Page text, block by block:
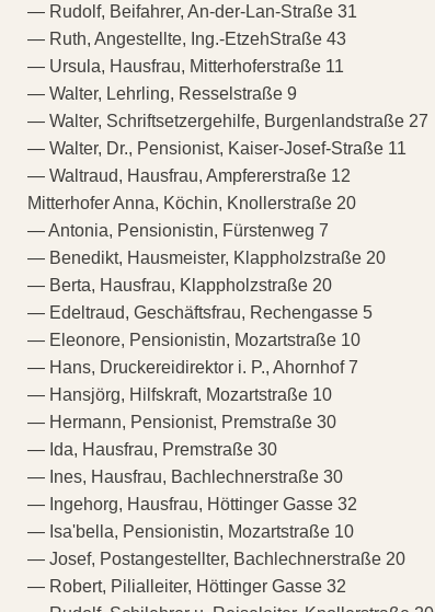
— Rudolf, Beifahrer, An-der-Lan-Straße 31
— Ruth, Angestellte, Ing.-EtzehStraße 43
— Ursula, Hausfrau, Mitterhoferstraße 11
— Walter, Lehrling, Resselstraße 9
— Walter, Schriftsetzergehilfe, Burgenlandstraße 27
— Walter, Dr., Pensionist, Kaiser-Josef-Straße 11
— Waltraud, Hausfrau, Ampfererstraße 12
Mitterhofer Anna, Köchin, Knollerstraße 20
— Antonia, Pensionistin, Fürstenweg 7
— Benedikt, Hausmeister, Klappholzstraße 20
— Berta, Hausfrau, Klappholzstraße 20
— Edeltraud, Geschäftsfrau, Rechengasse 5
— Eleonore, Pensionistin, Mozartstraße 10
— Hans, Druckereidirektor i. P., Ahornhof 7
— Hansjörg, Hilfskraft, Mozartstraße 10
— Hermann, Pensionist, Premstraße 30
— Ida, Hausfrau, Premstraße 30
— Ines, Hausfrau, Bachlechnerstraße 30
— Ingehorg, Hausfrau, Höttinger Gasse 32
— Isa'bella, Pensionistin, Mozartstraße 10
— Josef, Postangestellter, Bachlechnerstraße 20
— Robert, Pilialleiter, Höttinger Gasse 32